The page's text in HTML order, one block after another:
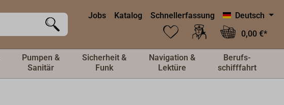
Jobs Katalog Schnellerfassung
Deutsch
0,00 €*
Pumpen &
Sanitär
Sicherheit &
Funk
Navigation &
Lektüre
Berufs-
schifffahrt